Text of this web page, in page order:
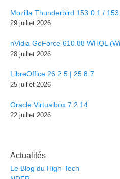
Mozilla Thunderbird 153.0.1 /
29 juillet 2026
nVidia GeForce 610.88 WHQL
28 juillet 2026
LibreOffice 26.2.5 | 25.8.7
25 juillet 2026
Oracle Virtualbox 7.2.14
22 juillet 2026
Actualités
Le Blog du High-Tech